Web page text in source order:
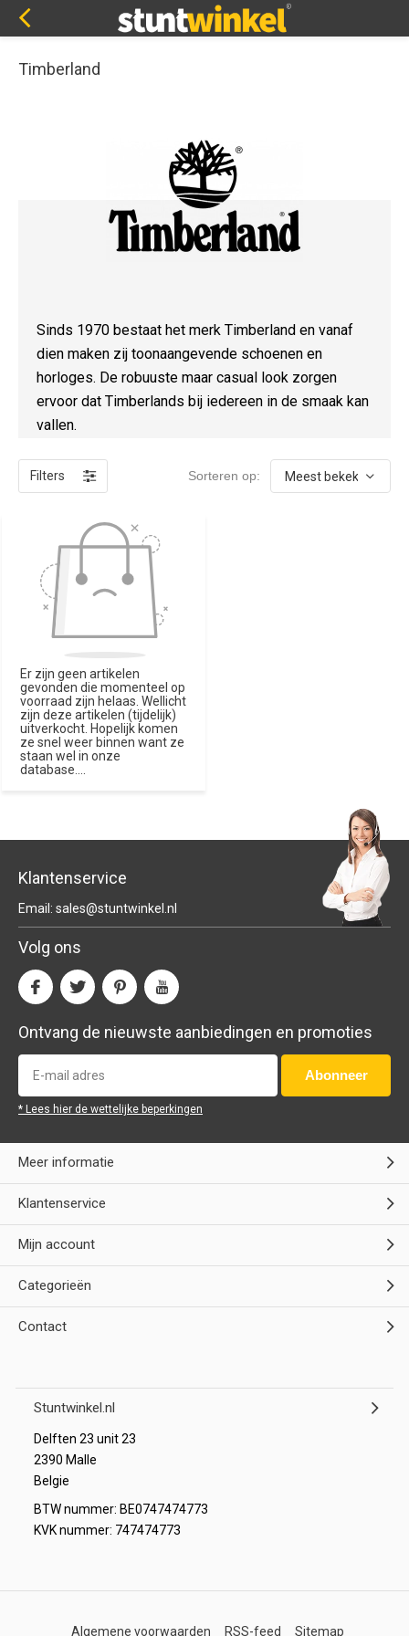
Timberland
Sinds 1970 bestaat het merk Timberland en vanaf
dien maken zij toonaangevende schoenen en
horloges. De robuuste maar casual look zorgen
ervoor dat Timberlands bij iedereen in de smaak kan
vallen.
Filters Sorteren op:
Er zijn geen artikelen
gevonden die momenteel op
voorraad zijn helaas. Wellicht
zijn deze artikelen (tijdelijk)
uitverkocht. Hopelijk komen
ze snel weer binnen want ze
staan wel in onze
database....
Klantenservice
Email: sales@stuntwinkel.nl
Volg ons
Ontvang de nieuwste aanbiedingen en promoties
Abonneer
* Lees hier de wettelijke beperkingen
Meer informatie
Klantenservice
Mijn account
Categorieën
Contact
Stuntwinkel.nl
Delften 23 unit 23
2390 Malle
Belgie
BTW nummer: BE0747474773
KVK nummer: 747474773
Algemene voorwaarden RSS-feed Sitemap